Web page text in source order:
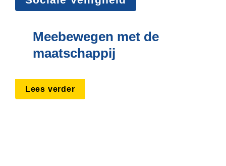
Meebewegen met de
maatschappij
Lees verder